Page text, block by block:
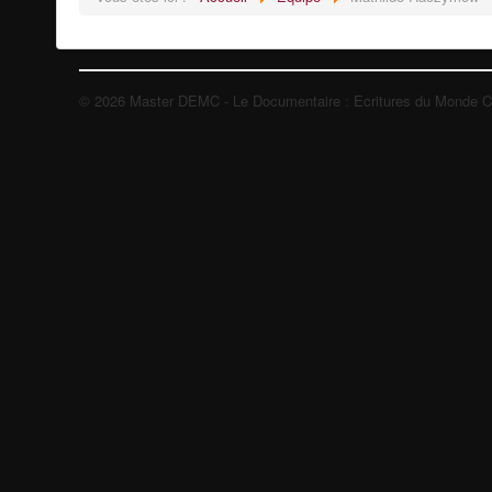
© 2026 Master DEMC - Le Documentaire : Ecritures du Monde